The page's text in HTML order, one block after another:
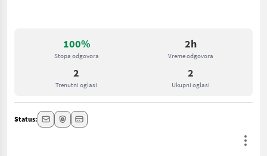
100%
Stopa odgovora
2h
Vreme odgovora
2
Trenutni oglasi
2
Ukupni oglasi
Status: